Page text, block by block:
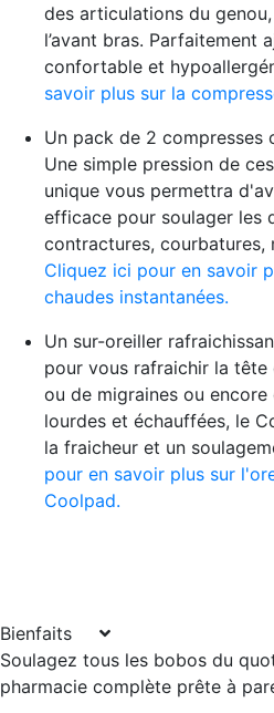
des articulations du
l’avant bras. Parfaitement
confortable et
savoir plus sur la
Un pack de 2 compresses
Une simple pression de
unique vous permettra
efficace pour soulager les
contractures, courbatures,
Cliquez ici pour en savoir
chaudes instantanées.
Un sur-oreiller
pour vous rafraichir la
ou de migraines ou
lourdes et échauffées, le
la fraicheur et un
pour en savoir plus sur
Coolpad.
Bienfaits
Soulagez tous les bobos du
pharmacie complète prête à